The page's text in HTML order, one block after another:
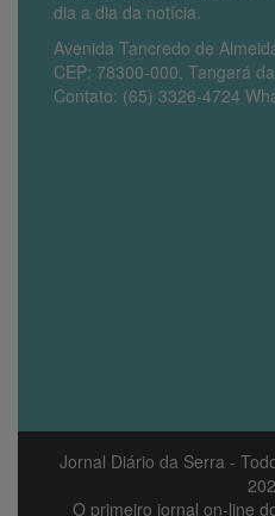
dia a dia da notícia.
Avenida Tancredo de
CEP: 78300-000, Tangará
Contato: (65) 3326-4724
Jornal Diário da Serra -
O primeiro jornal on-line